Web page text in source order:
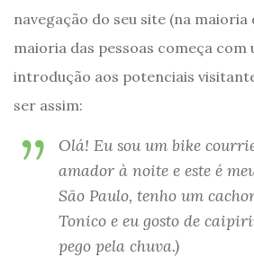
navegação do seu site (na maioria
maioria das pessoas começa com
introdução aos potenciais
ser assim:
Olá! Eu sou um bike
amador à noite e este é
São Paulo, tenho um
Tonico e eu gosto de
pego pela chuva.)